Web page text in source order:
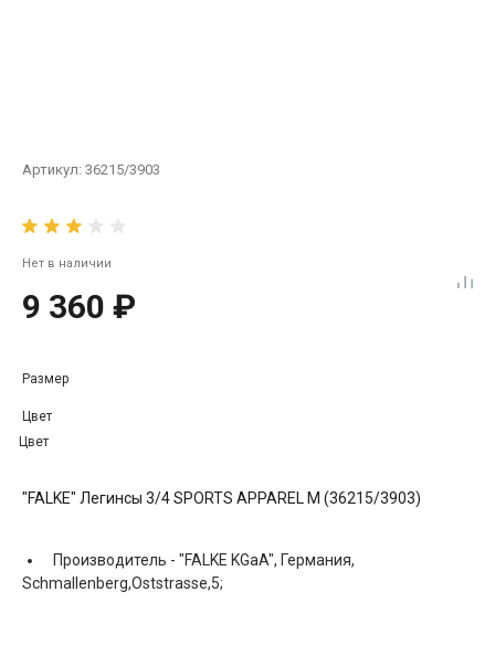
Артикул: 36215/3903
Нет в наличии
9 360 ₽
Размер
Цвет
Цвет
"FALKE" Легинсы 3/4 SPORTS APPAREL M (36215/3903)
Производитель - "FALKE KGaA", Германия,
Schmallenberg,Oststrasse,5;